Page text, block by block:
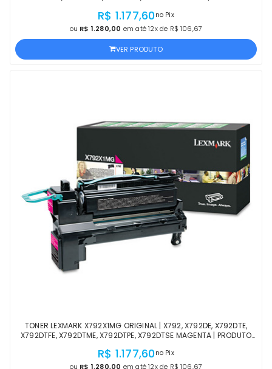
R$ 1.177,60 no Pix
ou R$ 1.280,00 em até 12x de R$ 106,67
VER PRODUTO
TONER LEXMARK X792X1MG ORIGINAL | X792, X792DE, X792DTE,
X792DTFE, X792DTME, X792DTPE, X792DTSE MAGENTA | PRODUTO
R$ 1.177,60 no Pix
ou R$ 1.280,00 em até 12x de R$ 106,67